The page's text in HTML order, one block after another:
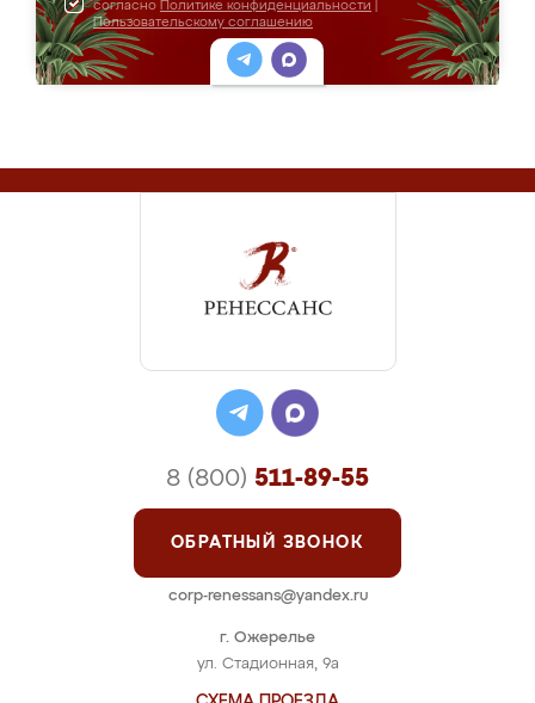
согласно Политике конфиденциальности
Пользовательскому соглашению
г. Ожерелье
ул. Стадионная, 9а
8 (800) 511-89-55
ОБРАТНЫЙ ЗВОНОК
corp-renessans@yandex.ru